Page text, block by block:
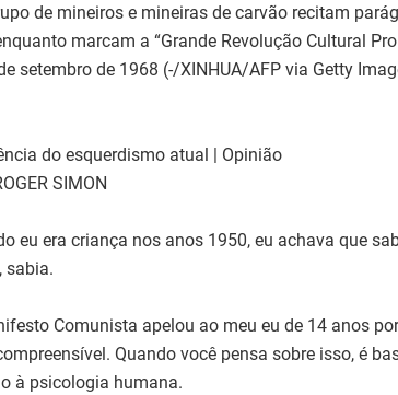
de mineiros e mineiras de carvão recitam
marcam a “Grande Revolução Cultural
setembro de 1968 (-/XINHUA/AFP via Getty
do esquerdismo atual | Opinião
SIMON
eu era criança nos anos 1950, eu achava que
sabia.
Comunista apelou ao meu eu de 14 anos
Quando você pensa sobre isso, é
à psicologia humana.